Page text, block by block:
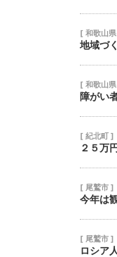
[ 和歌山
地域づ
[ 和歌山
障がい
[ 紀北町 ]
２５万
[ 尾鷲市 ]
今年は
[ 尾鷲市 ]
ロシア